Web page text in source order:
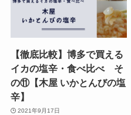
【徹底比較】博多で買える
イカの塩辛・食べ比べ そ
の⑪【木屋 いかとんびの塩
辛】
2021年9月17日